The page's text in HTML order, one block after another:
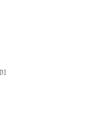
[1]